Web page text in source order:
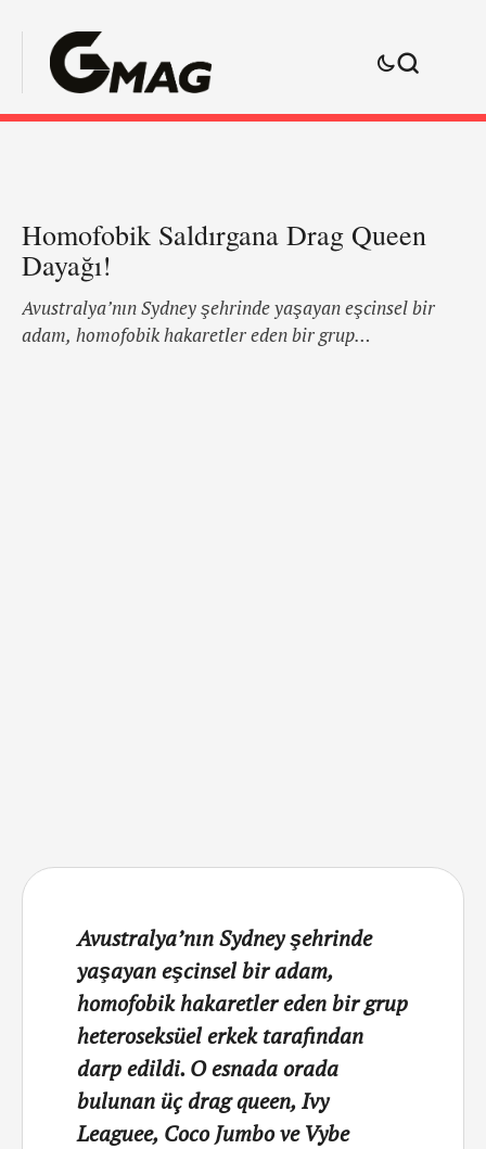
Homofobik Saldırgana Drag Queen
Dayağı!
Avustralya’nın Sydney şehrinde yaşayan eşcinsel bir
adam, homofobik hakaretler eden bir grup
Avustralya’nın Sydney şehrinde
yaşayan eşcinsel bir adam,
homofobik hakaretler eden bir grup
heteroseksüel erkek tarafından
darp edildi. O esnada orada
bulunan üç drag queen, Ivy
Leaguee, Coco Jumbo ve Vybe